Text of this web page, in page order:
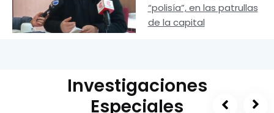
“polisía”, en las patrullas
de la capital
Investigaciones
Especiales